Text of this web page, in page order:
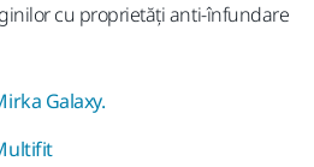
cu proprietăți anti-înfundare
Galaxy.